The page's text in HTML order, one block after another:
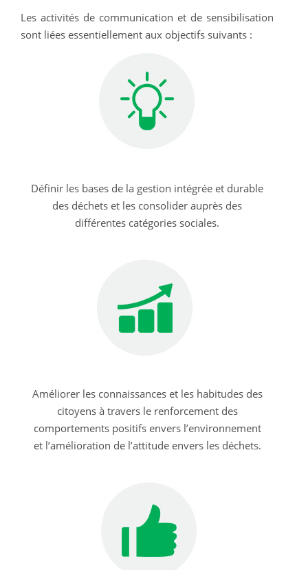
Les activités de communication et de sensibilisation
sont liées essentiellement aux objectifs suivants :
Définir les bases de la gestion intégrée et durable
des déchets et les consolider auprès des
différentes catégories sociales.
Améliorer les connaissances et les habitudes des
citoyens à travers le renforcement des
comportements positifs envers l’environnement
et l’amélioration de l’attitude envers les déchets.